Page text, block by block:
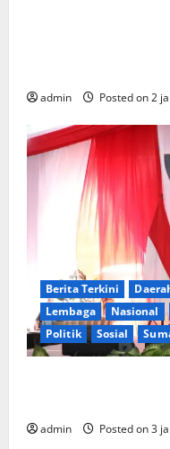
admin Posted on 2
Berita Terkini
Lembaga
Nasional
Politik
Sosial
admin Posted on 3